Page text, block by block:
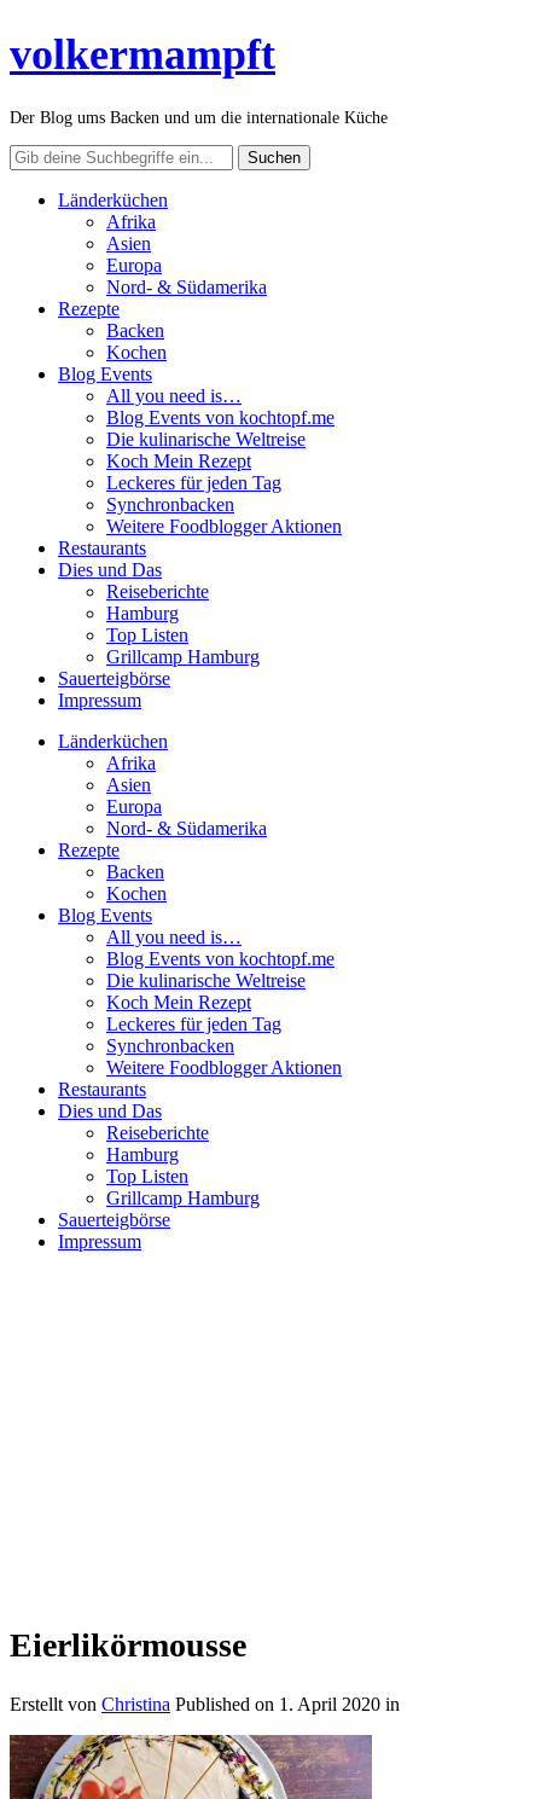
volkermampft
Der Blog ums Backen und um die internationale Küche
Länderküchen
Afrika
Asien
Europa
Nord- & Südamerika
Rezepte
Backen
Kochen
Blog Events
All you need is…
Blog Events von kochtopf.me
Die kulinarische Weltreise
Koch Mein Rezept
Leckeres für jeden Tag
Synchronbacken
Weitere Foodblogger Aktionen
Restaurants
Dies und Das
Reiseberichte
Hamburg
Top Listen
Grillcamp Hamburg
Sauerteigbörse
Impressum
Länderküchen
Afrika
Asien
Europa
Nord- & Südamerika
Rezepte
Backen
Kochen
Blog Events
All you need is…
Blog Events von kochtopf.me
Die kulinarische Weltreise
Koch Mein Rezept
Leckeres für jeden Tag
Synchronbacken
Weitere Foodblogger Aktionen
Restaurants
Dies und Das
Reiseberichte
Hamburg
Top Listen
Grillcamp Hamburg
Sauerteigbörse
Impressum
Eierlikörmousse
Erstellt von Christina Published on 1. April 2020 in